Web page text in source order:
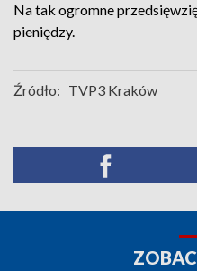
Na tak ogromne
pieniędzy.
Źródło: TVP3 Kraków